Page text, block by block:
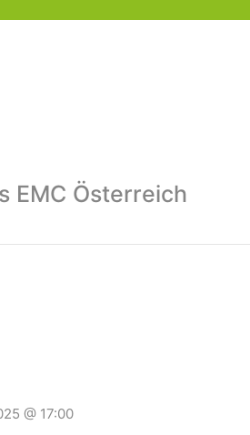
EMC Österreich
@ 17:00